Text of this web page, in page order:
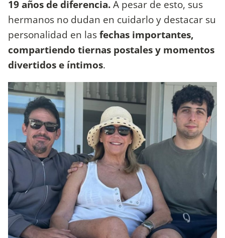
19 años de diferencia.A pesar de esto, sus
hermanos no dudan en cuidarlo y destacar su
personalidad en lasfechas importantes,
compartiendo tiernas postales y momentos
divertidos e íntimos.